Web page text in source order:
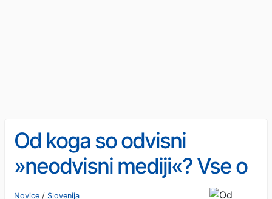
Od koga so odvisni
»neodvisni mediji«? Vse o
ICIJ, Oštru, državnem
Novice / Slovenija